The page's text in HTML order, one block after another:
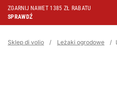
ZGARNIJ NAWET 1385 ZŁ RABATU
SPRAWDŹ
Sklep di volio / Leżaki ogrodowe /